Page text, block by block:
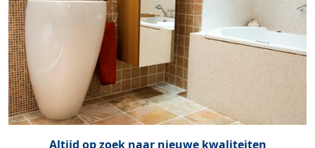
Altijd op zoek naar nieuwe kwaliteiten